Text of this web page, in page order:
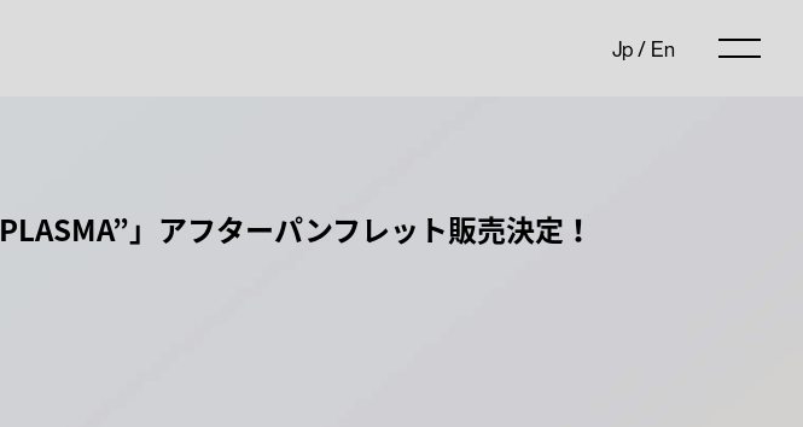
Jp/ En
」アフターパンフレット販売決定！